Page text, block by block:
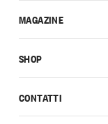
CONTATTI
MAGAZINE
SHOP